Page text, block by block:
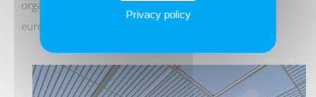
organisations interprofessionnelles, organisations
européennes, organisations sectorielles…
Privacy policy